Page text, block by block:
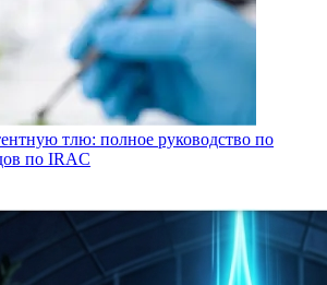
тлю: полное руководство по
по IRAC